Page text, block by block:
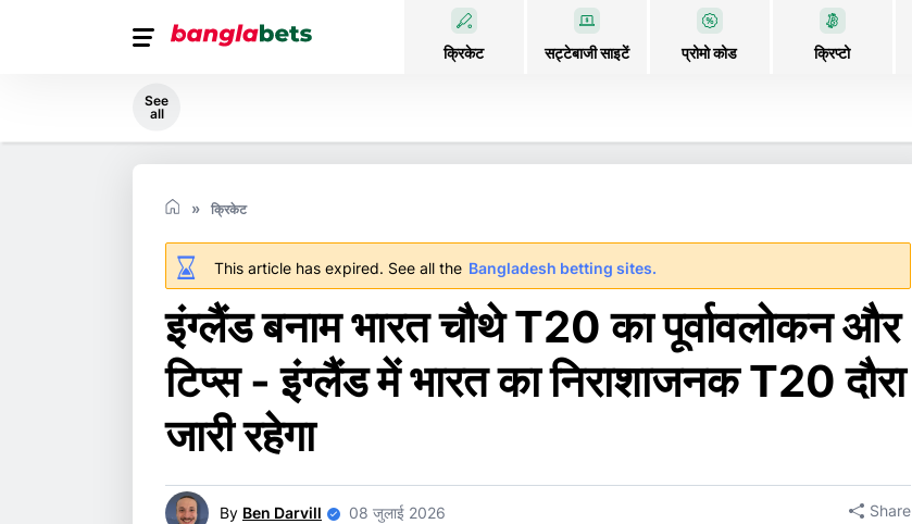
क्रिकेट सट्टेबाजी साइटें प्रोमो कोड क्रिप्टो
See
all
क्रिकेट
This article has expired. See all the Bangladesh betting sites.
इंग्लैंड बनाम भारत चौथे T20 का पूर्वावलोकन और
टिप्स - इंग्लैंड में भारत का निराशाजनक T20 दौरा
जारी रहेगा
By Ben Darvill 08 जुलाई 2026 Share